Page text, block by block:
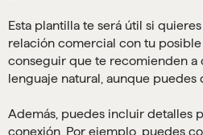
Esta plantilla te será útil si
relación comercial con tu
conseguir que te recomienden a
lenguaje natural, aunque puedes
Además, puedes incluir detalles
conexión. Por ejemplo, puedes